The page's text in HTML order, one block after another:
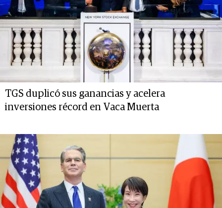
TGS duplicó sus ganancias y acelera
inversiones récord en Vaca Muerta